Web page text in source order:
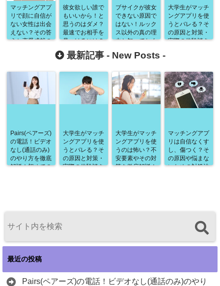
マッチングアプ
リで顔に自信が
ない女性は出会
えない？その答
えと恋愛成就の
彼女欲しい誰で
もいいから！と
思うのはダメ？
最速でお相手を
見つけるには？
ポイントは出会
いの場と4つの
ブサイクが彼女
できない原因で
はない！ルック
ス以外の真の理
由と知っておく
具体的にとるべ
解説します！
大学生がマッチ
ングアプリを使
うとバレる？そ
の原因と対策・
実際の体験談を
最新記事 - New Posts -
Pairs(ペアーズ)
の電話！ビデオ
なし(通話のみ)
のやり方を徹底
解説！初めての
大学生がマッチ
ングアプリを使
うとバレる？そ
の原因と対策・
実際の体験談を
大学生がマッチ
ングアプリを使
うのは怖い？不
安要素やその対
策を徹底解説！
マッチングアプ
リは自信なくす
し、傷つく？そ
の原因や悩まな
いための対処法
最近の投稿
Pairs(ペアーズ)の電話！ビデオなし(通話のみ)のやり